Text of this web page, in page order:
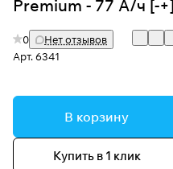
Premium - 77 А/ч [-+]
0
Нет отзывов
Арт.6341
В корзину
Купить в 1 клик